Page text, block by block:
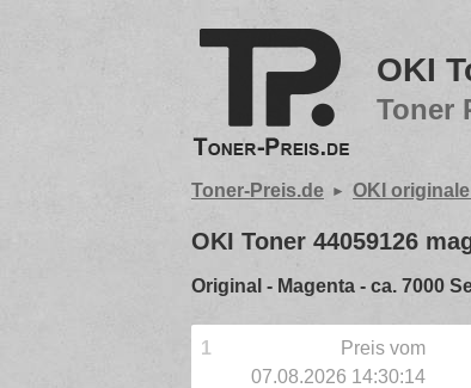
OKI
Toner
Toner-Preis.de OKI
OKI Toner 44059126
Original - Magenta - ca. 7000
1
Preis vom
07.08.2026 14:30:14